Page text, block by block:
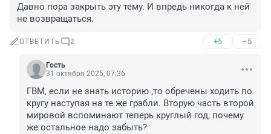
Давно пора закрыть эту тему. И впредь никогда к ней
не возвращаться.
ОТВЕТИТЬ 2 +5 –5
Гость
31 октября 2025, 07:36
ГВМ, если не знать историю ,то обречены ходить по
кругу наступая на те же грабли. Вторую часть второй
мировой вспоминают теперь круглый год, почему
же остальное надо забыть?